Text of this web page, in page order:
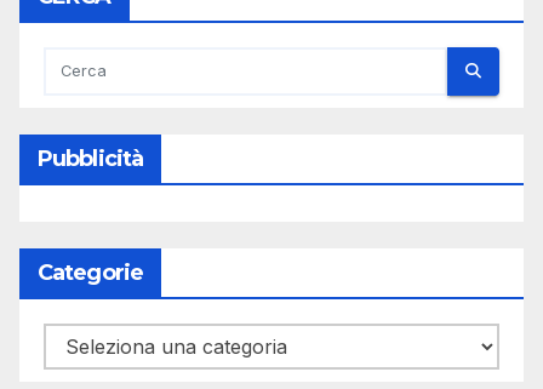
Pubblicità
Categorie
Categorie